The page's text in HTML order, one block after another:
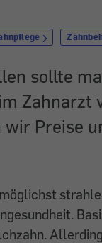
sollte
Zahnarzt
Preise